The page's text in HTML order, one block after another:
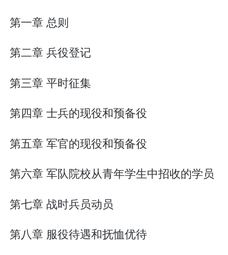
第一章 总则
第二章 兵役登记
第三章 平时征集
第四章 士兵的现役和预备役
第五章 军官的现役和预备役
第六章 军队院校从青年学生中招收的学员
第七章 战时兵员动员
第八章 服役待遇和抚恤优待